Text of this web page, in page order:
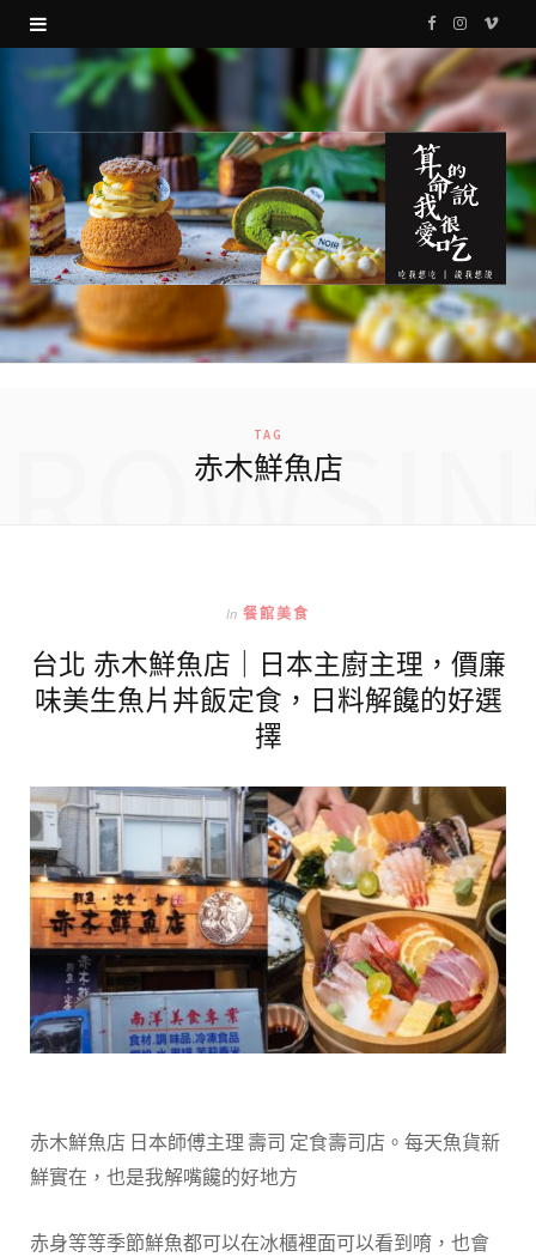
F
a
c
e
b
o
k
I
s
g
r
a
V
i
TAG
赤木鮮魚店
In 餐館美食
台北 赤木鮮魚店｜日本主廚主理，價廉
味美生魚片丼飯定食，日料解饞的好選
擇
赤木鮮魚店 日本師傅主理 壽司 定食壽司店。每天魚貨新
鮮實在，也是我解嘴饞的好地方
赤身等等季節鮮魚都可以在冰櫃裡面可以看到唷，也會